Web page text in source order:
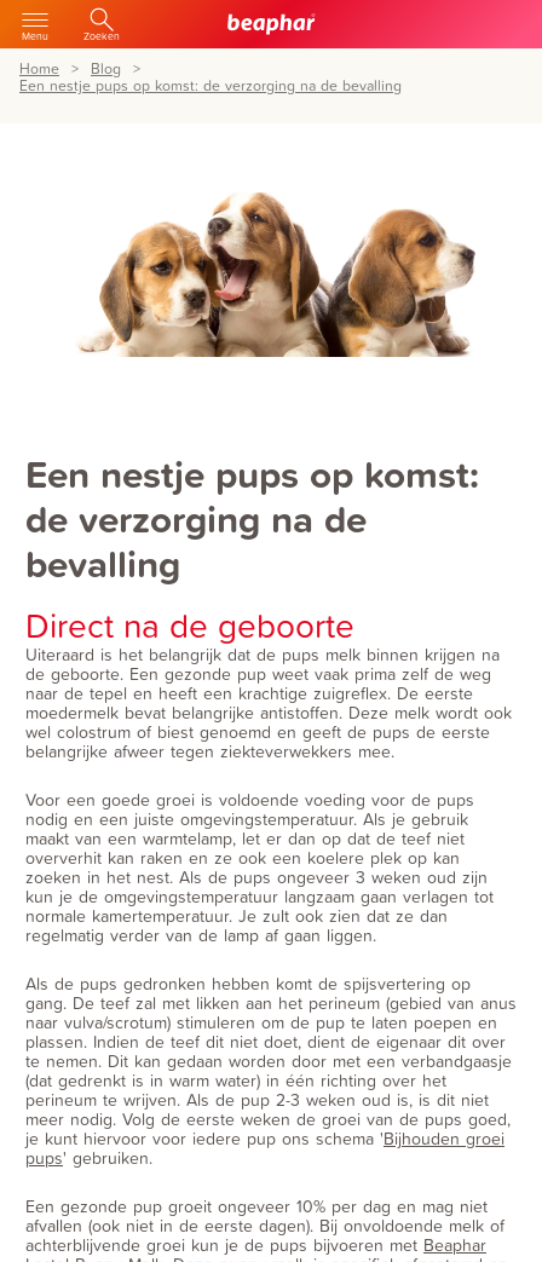
Menu Zoeken
Home
Blog
Een nestje pups op komst: de verzorging na de bevalling
Een nestje pups op komst:
de verzorging na de
bevalling
Direct na de geboorte
Uiteraard is het belangrijk dat de pups melk binnen krijgen na
de geboorte. Een gezonde pup weet vaak prima zelf de weg
naar de tepel en heeft een krachtige zuigreflex. De eerste
moedermelk bevat belangrijke antistoffen. Deze melk wordt ook
wel colostrum of biest genoemd en geeft de pups de eerste
belangrijke afweer tegen ziekteverwekkers mee.
Voor een goede groei is voldoende voeding voor de pups
nodig en een juiste omgevingstemperatuur. Als je gebruik
maakt van een warmtelamp, let er dan op dat de teef niet
oververhit kan raken en ze ook een koelere plek op kan
zoeken in het nest. Als de pups ongeveer 3 weken oud zijn
kun je de omgevingstemperatuur langzaam gaan verlagen tot
normale kamertemperatuur. Je zult ook zien dat ze dan
regelmatig verder van de lamp af gaan liggen.
Als de pups gedronken hebben komt de spijsvertering op
gang. De teef zal met likken aan het perineum (gebied van anus
naar vulva/scrotum) stimuleren om de pup te laten poepen en
plassen. Indien de teef dit niet doet, dient de eigenaar dit over
te nemen. Dit kan gedaan worden door met een verbandgaasje
(dat gedrenkt is in warm water) in één richting over het
perineum te wrijven. Als de pup 2-3 weken oud is, is dit niet
meer nodig. Volg de eerste weken de groei van de pups goed,
je kunt hiervoor voor iedere pup ons schema 'Bijhouden groei
pups' gebruiken.
Een gezonde pup groeit ongeveer 10% per dag en mag niet
afvallen (ook niet in de eerste dagen). Bij onvoldoende melk of
achterblijvende groei kun je de pups bijvoeren met Beaphar